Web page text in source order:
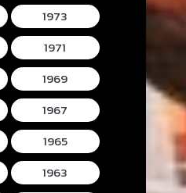
1973
1971
1969
1967
1965
1963